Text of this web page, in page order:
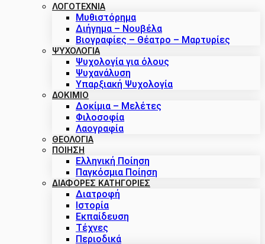
ΛΟΓΟΤΕΧΝΙΑ
Μυθιστόρημα
Διήγημα – Νουβέλα
Βιογραφίες – Θέατρο – Μαρτυρίες
ΨΥΧΟΛΟΓΙΑ
Ψυχολογία για όλους
Ψυχανάλυση
Υπαρξιακή Ψυχολογία
ΔΟΚΊΜΙΟ
Δοκίμια – Μελέτες
Φιλοσοφία
Λαογραφία
ΘΕΟΛΟΓΙΑ
ΠΟΙΗΣΗ
Ελληνική Ποίηση
Παγκόσμια Ποίηση
ΔΙΑΦΟΡΕΣ ΚΑΤΗΓΟΡΙΕΣ
Διατροφή
Ιστορία
Εκπαίδευση
Τέχνες
Περιοδικά